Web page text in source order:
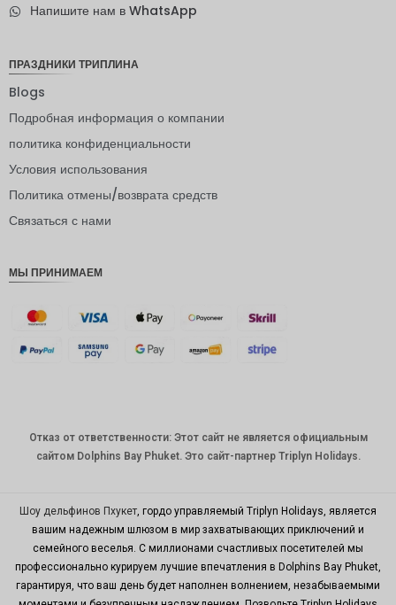
андский
ЙЕНА
евро
ая
крона
САПР
корейск
ая вона
китайски
й юань
Напишите нам в WhatsApp
ПРАЗДНИКИ ТРИПЛИНА
Blogs
Подробная информация о компании
политика конфиденциальности
Условия использования
Политика отмены/возврата средств
Связаться с нами
МЫ ПРИНИМАЕМ
Отказ от ответственности: Этот сайт не является официальным
сайтом Dolphins Bay Phuket. Это сайт-партнер Triplyn Holidays.
Шоу дельфинов Пхукет , гордо управляемый Triplyn Holidays, является
вашим надежным шлюзом в мир захватывающих приключений и
семейного веселья. С миллионами счастливых посетителей мы
профессионально курируем лучшие впечатления в Dolphins Bay Phuket,
гарантируя, что ваш день будет наполнен волнением, незабываемыми